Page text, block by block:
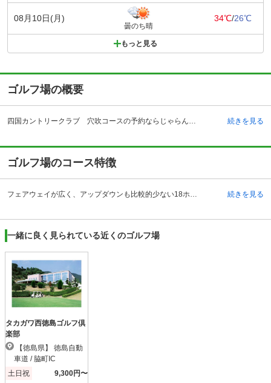
08月10日(月)
曇のち晴
34℃/26℃
もっと見る
ゴルフ場の概要
四国カントリークラブ 穴吹コースの予約ならじゃらんゴルフ。カートの有無や利用税、キャンセル料、ナイター設備、駐車場などのコース情報はもちろん、口コミ、フォトギャラリーなどコースの難易度や攻略に役立つ情報充実、予約する度にポイントが貯まるのでお得にゴルフをお楽しみ頂けます。 徳島県美馬市の四国カントリークラブは、脇坂インターチェンジから車で約18分、穴吹駅からタクシーで約14分のところにあるゴルフ場です。高越山を望む丘陵地にのびやかに、壮大に広がる自然美が活かされたコース。開場は昭和52年で、コース設計は金子安三氏が手掛けました。名門と呼ぶにふさわしい雰囲気を持つクラブハウスには、プロショップや上品なロッカールーム、天井が高く広々として、ゆったりくつろげる空間となっているレストランなどがあり、コンペルームや練習場も併設されています。落ち着いて、ゆっくりゴルフを楽しみたい方に好まれそうな印象のコース。クラブハウスは、プレー前はゆっくりとくつろぎ、プレー後は仲間たちとプレーの感動を分かち合う空間として最適です。 続きを見る
ゴルフ場のコース特徴
フェアウェイが広く、アップダウンも比較的少ない18ホールの丘陵コースです。OUTコースの2番ホールは、セカンドが打ち上げとなっており、クラブは大き目を選択するなど戦略性の高いホール。3番ホールは池越え、7番ホールは谷越えとなっており、自然美と一体化したコースとなっています。INコースは10番ホールが2段グリーンとなっており、アプローチには気を付けましょう。12番ホールはクリーク越え、13番ホールは池越えになっており、INコースも自然を上手く生かした作りになっています。15番ホールは名物のロングホールで、渓流とクリークが美しくはあるが、グリーン手前のクリークとバンカーには注意と緊張感を強いられるホールとなっています。 続きを見る
一緒に良く見られている近くのゴルフ場
タカガワ西徳島ゴルフ倶
楽部
車道 / 脇町IC
土日祝
9,300円〜